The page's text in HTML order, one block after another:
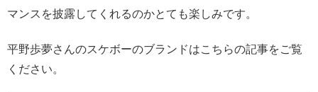
マンスを披露してくれるのかとても楽しみです。
平野歩夢さんのスケボーのブランドはこちらの記事をご覧
ください。